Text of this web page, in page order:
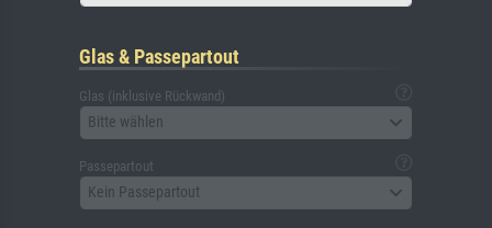
Glas & Passepartout
Glas (inklusive Rückwand)
Bitte wählen
Passepartout
Kein Passepartout